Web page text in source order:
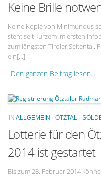
Keine Brille
Keine Kopie von Minimundus
steht seit kurzem im ersten
zum längsten Tiroler Seitental.
ein[…]
Den ganzen Beitrag lesen...
IN ALLGEMEIN · ÖTZTAL ·
Lotterie für den
2014 ist gestartet
Bis zum 28. Februar 2014